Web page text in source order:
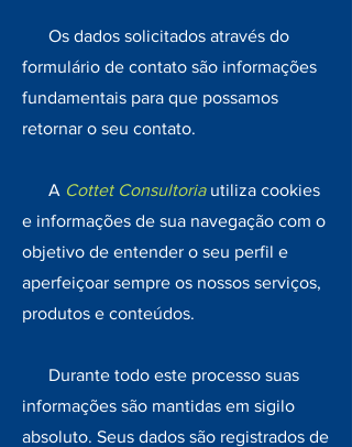
Os dados solicitados através do
formulário de contato são informações
fundamentais para que possamos
retornar o seu contato.
A Cottet Consultoriautiliza cookies
e informações de sua navegação com o
objetivo de entender o seu perfil e
aperfeiçoar sempre os nossos serviços,
produtos e conteúdos.
Durante todo este processo suas
informações são mantidas em sigilo
absoluto. Seus dados são registrados de